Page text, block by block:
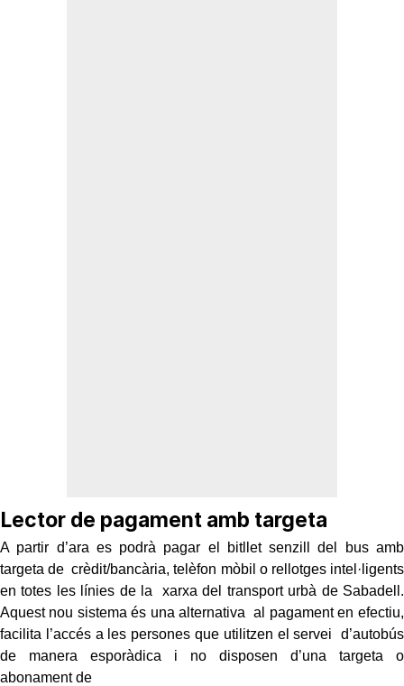
Lector de pagament amb targeta
A partir d’ara es podrà pagar el bitllet senzill del bus amb
targeta de crèdit/bancària, telèfon mòbil o rellotges intel·ligents
en totes les línies de la xarxa del transport urbà de Sabadell.
Aquest nou sistema és una alternativa al pagament en efectiu,
facilita l’accés a les persones que utilitzen el servei d’autobús
de manera esporàdica i no disposen d’una targeta o
abonament de